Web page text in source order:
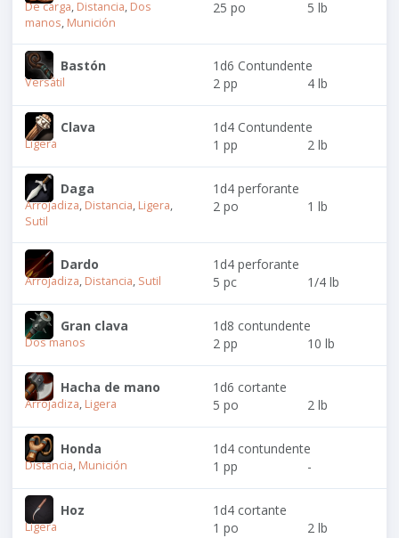
De carga, Distancia, Dos
manos, Munición
25 po 5 lb
Bastón 1d6 Contundente
Versátil 2 pp 4 lb
Clava 1d4 Contundente
Ligera 1 pp 2 lb
Daga 1d4 perforante
Arrojadiza, Distancia, Ligera,
Sutil
2 po 1 lb
Dardo 1d4 perforante
Arrojadiza, Distancia, Sutil 5 pc 1/4 lb
Gran clava 1d8 contundente
Dos manos 2 pp 10 lb
Hacha de mano 1d6 cortante
Arrojadiza, Ligera 5 po 2 lb
Honda 1d4 contundente
Distancia, Munición 1 pp -
Hoz 1d4 cortante
Ligera 1 po 2 lb